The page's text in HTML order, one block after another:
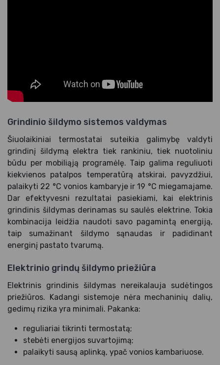
Grindinio šildymo sistemos valdymas
Šiuolaikiniai termostatai suteikia galimybę valdyti
grindinį šildymą elektra tiek rankiniu, tiek nuotoliniu
būdu per mobiliąją programėlę. Taip galima reguliuoti
kiekvienos patalpos temperatūrą atskirai, pavyzdžiui,
palaikyti 22 °C vonios kambaryje ir 19 °C miegamajame.
Dar efektyvesni rezultatai pasiekiami, kai elektrinis
grindinis šildymas derinamas su saulės elektrine. Tokia
kombinacija leidžia naudoti savo pagamintą energiją,
taip sumažinant šildymo sąnaudas ir padidinant
energinį pastato tvarumą.
Elektrinio grindų šildymo priežiūra
Elektrinis grindinis šildymas nereikalauja sudėtingos
priežiūros. Kadangi sistemoje nėra mechaninių dalių,
gedimų rizika yra minimali. Pakanka:
reguliariai tikrinti termostatą;
stebėti energijos suvartojimą;
palaikyti sausą aplinką, ypač vonios kambariuose.